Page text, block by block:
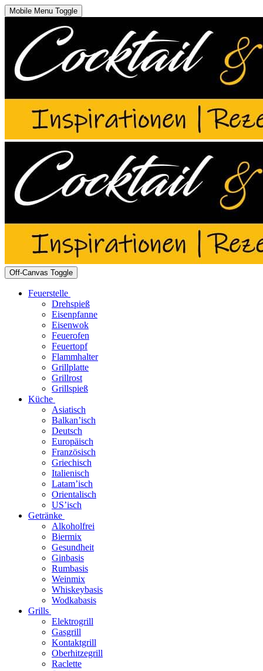
Mobile Menu Toggle
Off-Canvas Toggle
Feuerstelle
Drehspieß
Eisenpfanne
Eisenwok
Feuerofen
Feuertopf
Flammhalter
Grillplatte
Grillrost
Grillspieß
Küche
Asiatisch
Balkan’isch
Deutsch
Europäisch
Französisch
Griechisch
Italienisch
Latam’isch
Orientalisch
US’isch
Getränke
Alkoholfrei
Biermix
Gesundheit
Ginbasis
Rumbasis
Weinmix
Whiskeybasis
Wodkabasis
Grills
Elektrogrill
Gasgrill
Kontaktgrill
Oberhitzegrill
Raclette